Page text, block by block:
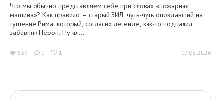
Что мы обычно представляем себе при словах «пожарная
машина»? Как правило – старый ЗИЛ, чуть-чуть опоздавший на
тушение Рима, который, согласно легенде, как-то подпалил
забавник Нерон. Ну ил...
639 1 1 07.08.2026